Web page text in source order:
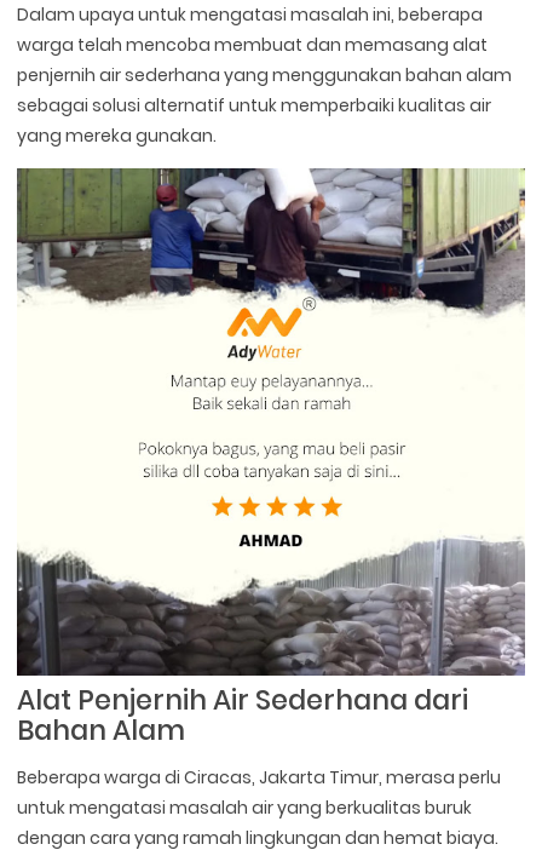
Dalam upaya untuk mengatasi masalah ini, beberapa
warga telah mencoba membuat dan memasang alat
penjernih air sederhana yang menggunakan bahan alam
sebagai solusi alternatif untuk memperbaiki kualitas air
yang mereka gunakan.
Alat Penjernih Air Sederhana dari
Bahan Alam
Beberapa warga di Ciracas, Jakarta Timur, merasa perlu
untuk mengatasi masalah air yang berkualitas buruk
dengan cara yang ramah lingkungan dan hemat biaya.